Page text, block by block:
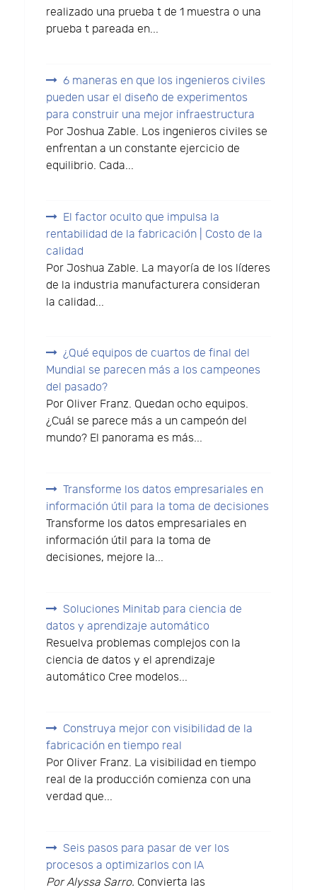
realizado una prueba t de 1 muestra o una
prueba t pareada en...
6 maneras en que los ingenieros civiles
pueden usar el diseño de experimentos
para construir una mejor infraestructura
Por Joshua Zable. Los ingenieros civiles se
enfrentan a un constante ejercicio de
equilibrio. Cada...
El factor oculto que impulsa la
rentabilidad de la fabricación | Costo de la
calidad
Por Joshua Zable. La mayoría de los líderes
de la industria manufacturera consideran
la calidad...
¿Qué equipos de cuartos de final del
Mundial se parecen más a los campeones
del pasado?
Por Oliver Franz. Quedan ocho equipos.
¿Cuál se parece más a un campeón del
mundo? El panorama es más...
Transforme los datos empresariales en
información útil para la toma de decisiones
Transforme los datos empresariales en
información útil para la toma de
decisiones, mejore la...
Soluciones Minitab para ciencia de
datos y aprendizaje automático
Resuelva problemas complejos con la
ciencia de datos y el aprendizaje
automático Cree modelos...
Construya mejor con visibilidad de la
fabricación en tiempo real
Por Oliver Franz. La visibilidad en tiempo
real de la producción comienza con una
verdad que...
Seis pasos para pasar de ver los
procesos a optimizarlos con IA
Por Alyssa Sarro. Convierta las